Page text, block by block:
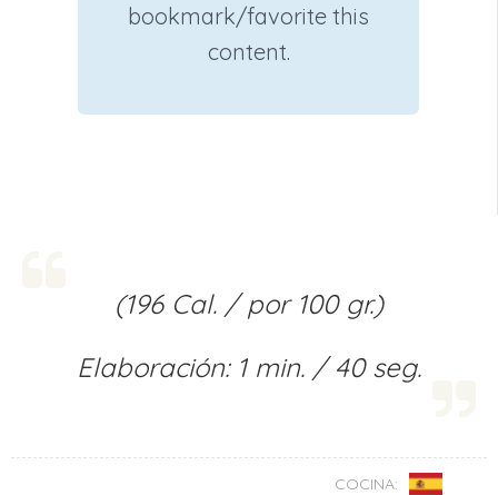
bookmark/favorite this
content.
(196 Cal. / por 100 gr.)
Elaboración: 1 min. / 40 seg.
COCINA: